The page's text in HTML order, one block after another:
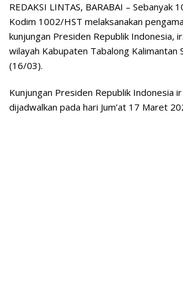
REDAKSI LINTAS, BARABAI – Sebanyak
Kodim 1002/HST melaksanakan
kunjungan Presiden Republik Indonesia,
wilayah Kabupaten Tabalong Kalimantan
(16/03).
Kunjungan Presiden Republik Indonesia
dijadwalkan pada hari Jum’at 17 Maret